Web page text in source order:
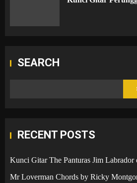
SEARCH
RECENT POSTS
Kunci Gitar The Panturas Jim Labrador
Mr Loverman Chords by Ricky